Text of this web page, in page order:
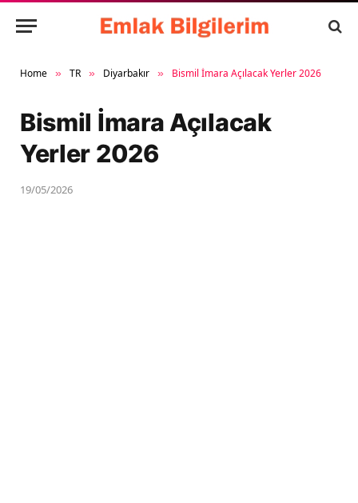
Home » TR » Diyarbakır » Bismil İmara Açılacak Yerler 2026
Bismil İmara Açılacak
Yerler 2026
19/05/2026